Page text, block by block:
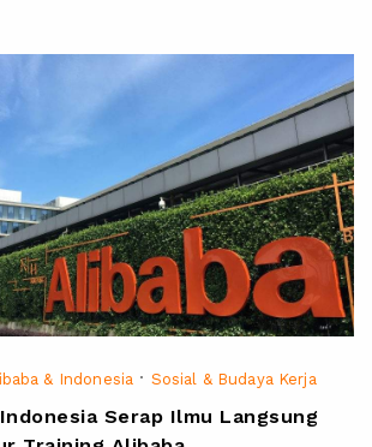
& Indonesia · Sosial & Budaya Kerja
Serap Ilmu Langsung